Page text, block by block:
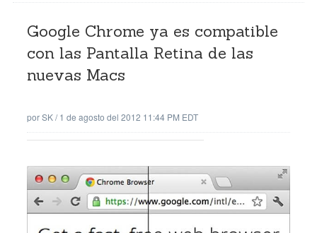
Google Chrome ya es compatible
con las Pantalla Retina de las
nuevas Macs
porSK/1 de agosto del 2012 11:44 PM EDT